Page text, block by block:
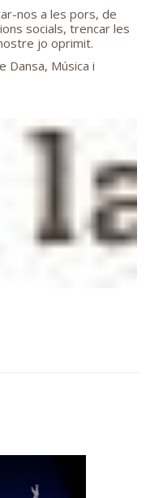
­nos a les pors, de
socials, trencar les
jo oprimit.
Dansa, Música i